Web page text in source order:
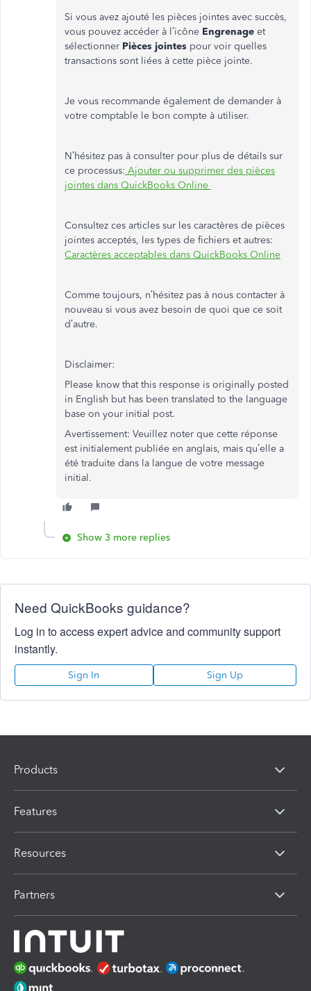
Si vous avez ajouté les pièces jointes avec succès,
vous pouvez accéder à l’icône Engrenage et
sélectionner Pièces jointes pour voir quelles
transactions sont liées à cette pièce jointe.
Je vous recommande également de demander à
votre comptable le bon compte à utiliser.
N’hésitez pas à consulter pour plus de détails sur
ce processus: Ajouter ou supprimer des pièces
jointes dans QuickBooks Online
Consultez ces articles sur les caractères de pièces
jointes acceptés, les types de fichiers et autres:
Caractères acceptables dans QuickBooks Online
Comme toujours, n’hésitez pas à nous contacter à
nouveau si vous avez besoin de quoi que ce soit
d’autre.
Disclaimer:
Please know that this response is originally posted
in English but has been translated to the language
base on your initial post.
Avertissement: Veuillez noter que cette réponse
est initialement publiée en anglais, mais qu’elle a
été traduite dans la langue de votre message
initial.
Show 3 more replies
Need QuickBooks guidance?
Log in to access expert advice and community support
instantly.
Sign In Sign Up
Products
Features
Resources
Partners